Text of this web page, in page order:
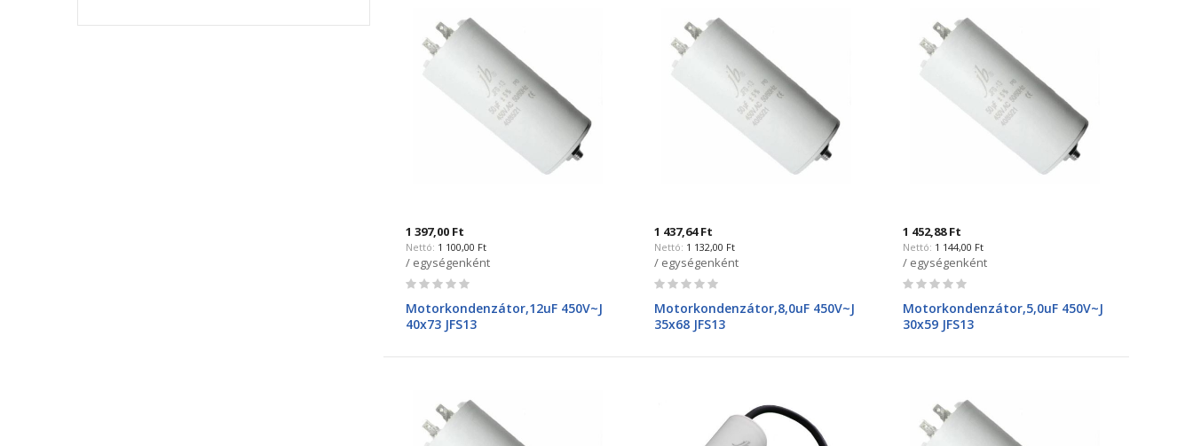
1 397,00 Ft
1 100,00 Ft
/ egységenként
Rating:
Motorkondenzátor,12uF 450V~J
40x73 JFS13
1 437,64 Ft
1 132,00 Ft
/ egységenként
Rating:
Motorkondenzátor,8,0uF 450V~J
35x68 JFS13
1 452,88 Ft
1 144,00 Ft
/ egységenként
Rating:
Motorkondenzátor,5,0uF 450V~J
30x59 JFS13